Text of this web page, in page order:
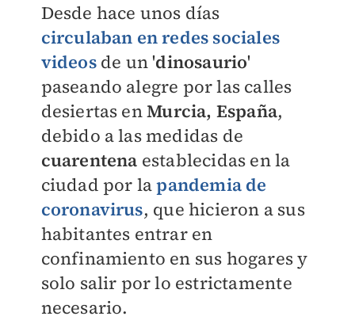
Desde hace unos días
circulaban en redes sociales
videosde un 'dinosaurio'
paseando alegre por las calles
desiertas enMurcia, España,
debido a las medidas de
cuarentena establecidas en la
ciudad por lapandemia de
coronavirus, que hicieron a sus
habitantes entrar en
confinamiento en sus hogares y
solo salir por lo estrictamente
necesario.